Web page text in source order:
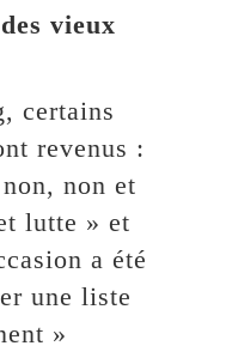
vieux
certains
revenus :
non et
lutte » et
a été
une liste
»